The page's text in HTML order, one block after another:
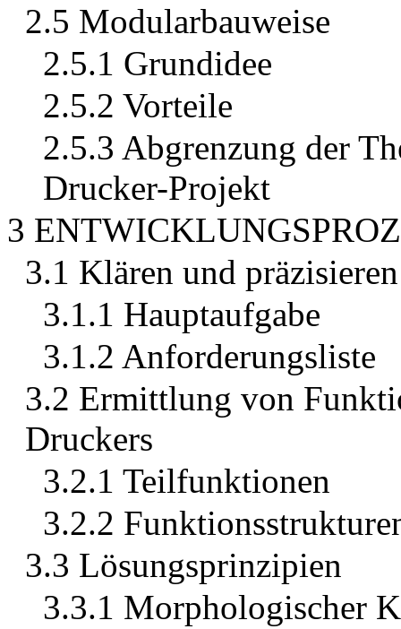
2.5 Modularbauweise
2.5.1 Grundidee
2.5.2 Vorteile
2.5.3 Abgrenzung der
Drucker-Projekt
3
3.1 Klären und
3.1.1 Hauptaufgabe
3.1.2 Anforderungsliste
3.2 Ermittlung von
Druckers
3.2.1 Teilfunktionen
3.2.2
3.3 Lösungsprinzipien
3.3.1 Morphologischer